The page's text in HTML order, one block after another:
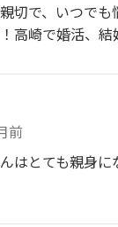
切で、いつで
高崎で婚活、
前
はとても親身